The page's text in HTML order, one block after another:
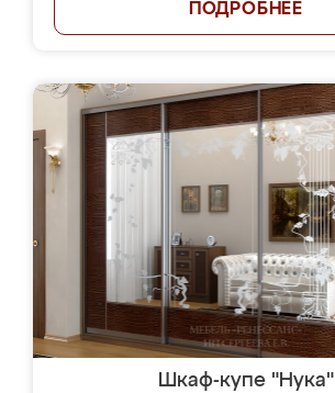
ПОДРОБНЕЕ
Шкаф-купе "Нука"